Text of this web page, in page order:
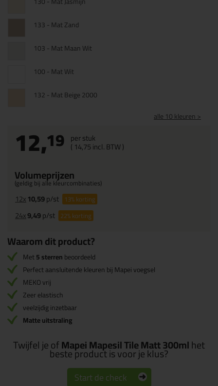
133 - Mat Zand
103 - Mat Maan Wit
100 - Mat Wit
132 - Mat Beige 2000
alle 10 kleuren >
12,19 per stuk
( 14,75incl. BTW )
Volumeprijzen
(geldig bij alle kleurcombinaties)
12x10,59p/st 13%korting
24x9,49p/st 22%korting
Waarom dit product?
Met5 sterrenbeoordeeld
Perfect aansluitende kleuren bij Mapei voegsel
MEKO vrij
Zeer elastisch
veelzijdig inzetbaar
Matte uitstraling
Twijfel je ofMapei Mapesil Tile Matt 300mlhet
beste product is voor je klus?
Start de check